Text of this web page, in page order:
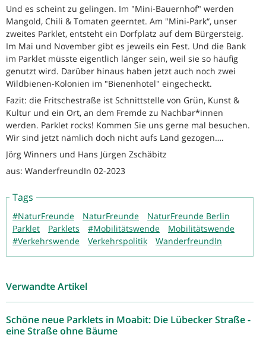
Und es scheint zu gelingen. Im "Mini-Bauernhof" werden
Mangold, Chili & Tomaten geerntet. Am "Mini-Park“, unser
zweites Parklet, entsteht ein Dorfplatz auf dem Bürgersteig.
Im Mai und November gibt es jeweils ein Fest. Und die Bank
im Parklet müsste eigentlich länger sein, weil sie so häufig
genutzt wird. Darüber hinaus haben jetzt auch noch zwei
Wildbienen-Kolonien im "Bienenhotel" eingecheckt.
Fazit: die Fritschestraße ist Schnittstelle von Grün, Kunst &
Kultur und ein Ort, an dem Fremde zu Nachbar*innen
werden. Parklet rocks! Kommen Sie uns gerne mal besuchen.
Wir sind jetzt nämlich doch nicht aufs Land gezogen….
Jörg Winners und Hans Jürgen Zschäbitz
aus: WanderfreundIn 02-2023
Tags
#NaturFreunde NaturFreunde
NaturFreunde Berlin
Parklet
Parklets #Mobilitätswende
Mobilitätswende
#Verkehrswende
Verkehrspolitik WanderfreundIn
Verwandte Artikel
Schöne neue Parklets in Moabit: Die Lübecker Straße -
eine Straße ohne Bäume